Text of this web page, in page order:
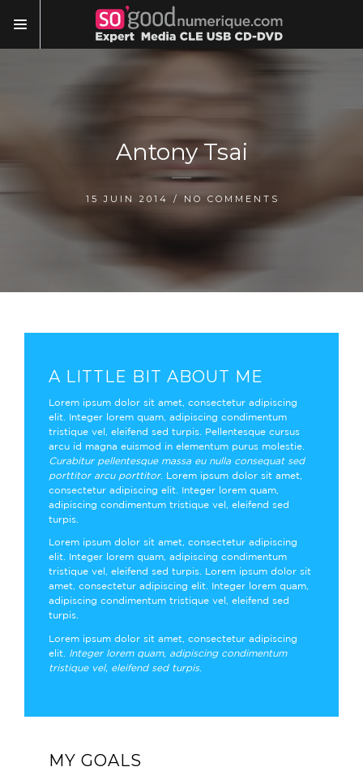
Antony Tsai
15 JUIN 2014 / NO COMMENTS
A LITTLE BIT ABOUT ME
Lorem ipsum dolor sit amet, consectetur adipiscing
elit. Integer lorem quam, adipiscing condimentum
tristique vel, eleifend sed turpis. Pellentesque cursus
arcu id magna euismod in elementum purus molestie.
Curabitur pellentesque massa eu nulla consequat sed
porttitor arcu porttitor. Lorem ipsum dolor sit amet,
consectetur adipiscing elit. Integer lorem quam,
adipiscing condimentum tristique vel, eleifend sed
turpis.
Lorem ipsum dolor sit amet, consectetur adipiscing
elit. Integer lorem quam, adipiscing condimentum
tristique vel, eleifend sed turpis. Lorem ipsum dolor sit
amet, consectetur adipiscing elit. Integer lorem quam,
adipiscing condimentum tristique vel, eleifend sed
turpis.
Lorem ipsum dolor sit amet, consectetur adipiscing
elit. Integer lorem quam, adipiscing condimentum
tristique vel, eleifend sed turpis.
MY GOALS